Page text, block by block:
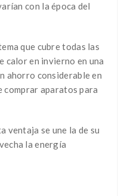
con la época del
que cubre todas las
calor en invierno en una
ahorro considerable en
comprar aparatos para
ventaja se une la de su
la energía